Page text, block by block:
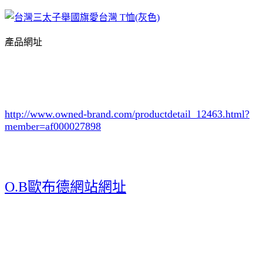
產品網址
http://www.owned-brand.com/productdetail_12463.html?
member=af000027898
O.B歐布德網站網址